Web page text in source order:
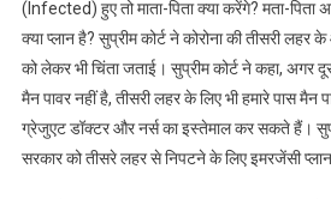
(Infected) हुए तो माता-पिता क्या करेंगे? मता-पिता
क्या प्लान है? सुप्रीम कोर्ट ने कोरोना की तीसरी
को लेकर भी चिंता जताई। सुप्रीम कोर्ट ने कहा, अगर
मैन पावर नहीं है, तीसरी लहर के लिए भी हमारे पास मैन
ग्रेजुएट डॉक्टर और नर्स का इस्तेमाल कर सकते हैं।
सरकार को तीसरे लहर से निपटने के लिए इमरजेंसी